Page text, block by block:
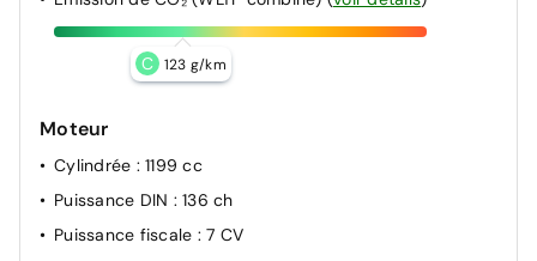
C 123 g/km
Moteur
Cylindrée : 1199 cc
Puissance DIN : 136 ch
Puissance fiscale : 7 CV